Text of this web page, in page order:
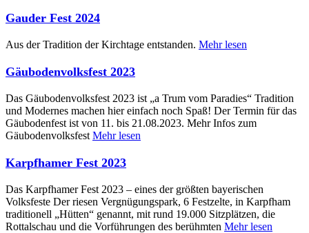
Gauder Fest 2024
Aus der Tradition der Kirchtage entstanden. Mehr lesen
Gäubodenvolksfest 2023
Das Gäubodenvolksfest 2023 ist „a Trum vom Paradies“ Tradition
und Modernes machen hier einfach noch Spaß! Der Termin für das
Gäubodenfest ist von 11. bis 21.08.2023. Mehr Infos zum
Gäubodenvolksfest Mehr lesen
Karpfhamer Fest 2023
Das Karpfhamer Fest 2023 – eines der größten bayerischen
Volksfeste Der riesen Vergnügungspark, 6 Festzelte, in Karpfham
traditionell „Hütten“ genannt, mit rund 19.000 Sitzplätzen, die
Rottalschau und die Vorführungen des berühmten Mehr lesen